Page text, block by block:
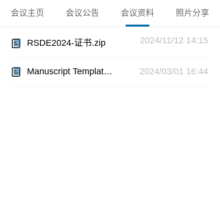
会议主页 会议公告 会议资料 照片分享
RSDE2024-证书.zip 2024/11/12 14:15
Manuscript Template-RSDE2024.zip 2024/03/01 16:44